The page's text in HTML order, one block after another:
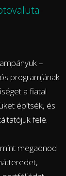
–
programjának
a fiatal
építsék, és
felé.
megadnod